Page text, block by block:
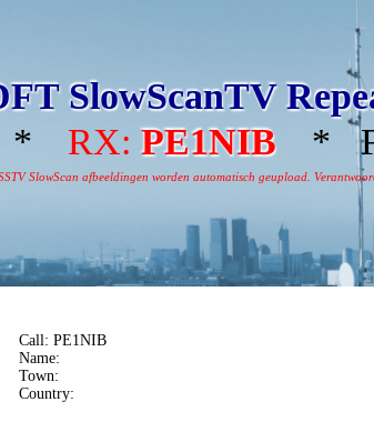
SlowScanTV
*
RX: PE1NIB *
SlowScan afbeeldingen worden automatisch geupload.
Call: PE1NIB
Name:
Town:
Country: